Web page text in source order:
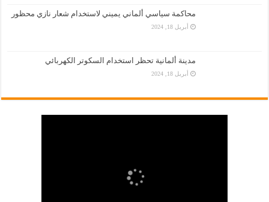
محاكمة سياسي ألماني يميني لاستخدام شعار نازي محظور
أبريل 18, 2024
مدينة ألمانية تحظر استخدام السكوتر الكهربائي
أبريل 18, 2024